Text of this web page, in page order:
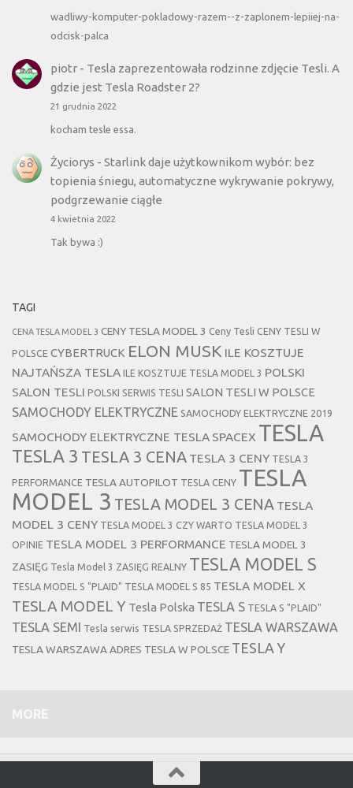
wadliwy-komputer-pokladowy-razem--z-zaplonem-lepiiej-na-
odcisk-palca
piotr- Tesla zaprezentowała rodzinne zdjęcie Tesli. A
gdzie jest Tesla Roadster 2?
21 grudnia 2022
kocham tesle essa.
Życiorys - Starlink daje użytkownikom wybór: bez
topienia śniegu, automatyczne wykrywanie pokrywy,
podgrzewanie ciągłe
4 kwietnia 2022
Tak bywa :)
TAGI
CENA TESLA MODEL 3 CENY TESLA MODEL 3 Ceny Tesli CENY TESLI W
POLSCE CYBERTRUCK ELON MUSK ILE KOSZTUJE
NAJTAŃSZA TESLA ILE KOSZTUJE TESLA MODEL 3 POLSKI
SALON TESLI POLSKI SERWIS TESLI SALON TESLI W POLSCE
SAMOCHODY ELEKTRYCZNE SAMOCHODY ELEKTRYCZNE 2019
SAMOCHODY ELEKTRYCZNE TESLA SPACEX TESLA
TESLA 3 TESLA 3 CENA TESLA 3 CENY TESLA 3
PERFORMANCE TESLA AUTOPILOT TESLA CENY TESLA
MODEL 3 TESLA MODEL 3 CENA TESLA
MODEL 3 CENY TESLA MODEL 3 CZY WARTO TESLA MODEL 3
OPINIE TESLA MODEL 3 PERFORMANCE TESLA MODEL 3
ZASIĘG Tesla Model 3 ZASIĘG REALNY TESLA MODEL S
TESLA MODEL S "PLAID" TESLA MODEL S 85 TESLA MODEL X
TESLA MODEL Y Tesla Polska TESLA S TESLA S "PLAID"
TESLA SEMI Tesla serwis TESLA SPRZEDAŻ TESLA WARSZAWA
TESLA WARSZAWA ADRES TESLA W POLSCE TESLA Y
MORE